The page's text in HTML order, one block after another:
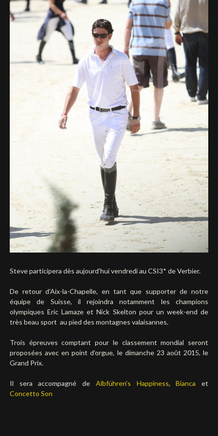
Deutsch
Steve participera dès aujourd'hui vendredi au CSI3* de Verbier.
De retour d’Aix-la-Chapelle, en tant que supporter de notre
équipe de Suisse, il rejoindra notamment les champions
olympiques Eric Lamaze et Nick Skelton pour un week-end de
très beau sport au pied des montagnes valaisannes.
Trois épreuves comptant pour le classement mondial seront
proposées avec en point d’orgue, le dimanche 23 août 2015, le
Grand Prix.
Il sera accompagné de Albführen's Happiness,Bianca et
Concetto Son